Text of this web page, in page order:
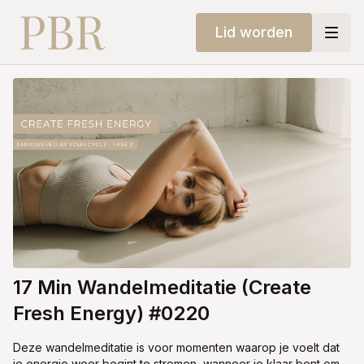
Lid worden
17 Min Wandelmeditatie (Create
Fresh Energy) #0220
Deze wandelmeditatie is voor momenten waarop je voelt dat